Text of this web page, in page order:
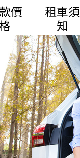
價 租車須
知